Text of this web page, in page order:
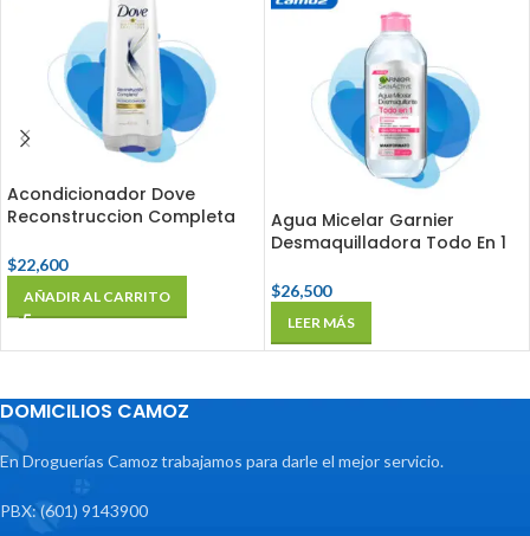
Acondicionador Dove
Reconstruccion Completa
$22,600
AÑADIR AL CARRITO
Agua Micelar Garnier
Desmaquilladora Todo En 1
$26,500
LEER MÁS
DOMICILIOS CAMOZ
En Droguerías Camoz trabajamos para darle el mejor servicio.
PBX: (601) 9143900